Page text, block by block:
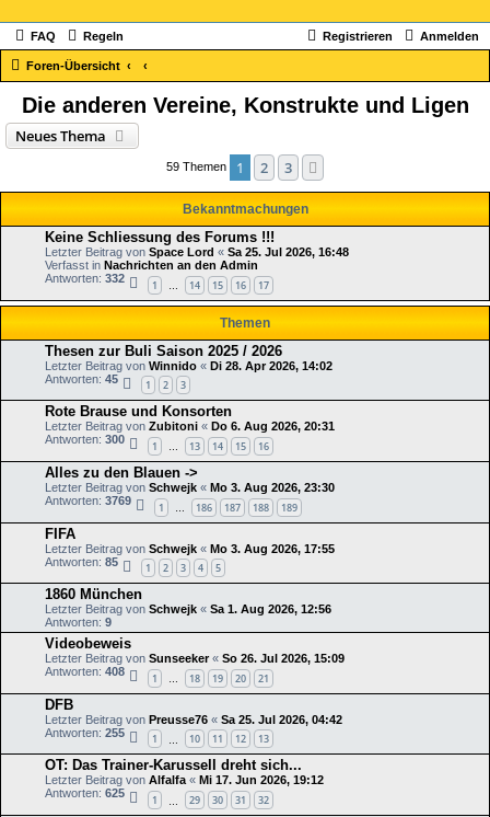
FAQ Regeln Anmelden
Registrieren
Foren-Übersicht
Die anderen Vereine, Konstrukte und Ligen
Neues Thema
59 Themen 1 2 3
Bekanntmachungen
Keine Schliessung des Forums !!!
Letzter Beitrag von Space Lord « Sa 25. Jul 2026, 16:48
Verfasst in Nachrichten an den Admin
Antworten: 332 1 … 14 15 16 17
Themen
Thesen zur Buli Saison 2025 / 2026
Letzter Beitrag von Winnido « Di 28. Apr 2026, 14:02
Antworten: 45 1 2 3
Rote Brause und Konsorten
Letzter Beitrag von Zubitoni « Do 6. Aug 2026, 20:31
Antworten: 300 1 … 13 14 15 16
Alles zu den Blauen ->
Letzter Beitrag von Schwejk « Mo 3. Aug 2026, 23:30
Antworten: 3769 1 … 186 187 188 189
FIFA
Letzter Beitrag von Schwejk « Mo 3. Aug 2026, 17:55
Antworten: 85 1 2 3 4 5
1860 München
Letzter Beitrag von Schwejk « Sa 1. Aug 2026, 12:56
Antworten: 9
Videobeweis
Letzter Beitrag von Sunseeker« So 26. Jul 2026, 15:09
Antworten: 408 1 … 18 19 20 21
DFB
Letzter Beitrag von Preusse76 « Sa 25. Jul 2026, 04:42
Antworten: 255 1 10 11 12 13
OT: Das Trainer-Karussell dreht sich...
Letzter Beitrag von Alfalfa« Mi 17. Jun 2026, 19:12
Antworten: 625 1 29 30 31 32